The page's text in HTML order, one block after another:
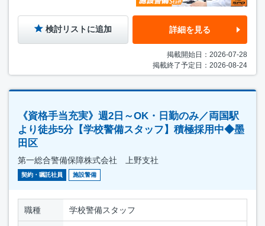
検討リストに追加 詳細を見る
掲載開始日：2026-07-28
掲載終了予定日：2026-08-24
《資格手当充実》週2日～OK・日勤のみ／両国駅
より徒歩5分【学校警備スタッフ】積極採用中◆墨
田区
第一総合警備保障株式会社 上野支社
契約・嘱託社員 施設警備
職種 学校警備スタッフ